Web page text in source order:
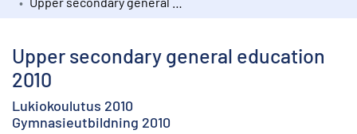
Upper secondary general education
2010
Lukiokoulutus 2010
Gymnasieutbildning 2010